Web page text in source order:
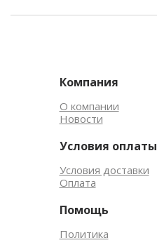
Компания
О компании
Новости
Условия оплаты
Условия доставки
Оплата
Помощь
Политика